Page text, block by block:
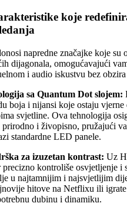
koje
napredne značajke koje su
dijagonala, omogućavajući
i audio iskustvu bez
sa Quantum Dot slojem:
boja i nijansi koje ostaju
svjetline. Ova tehnologija
prirodno i živopisno, pružajući
standardne LED panele.
za izuzetan kontrast: Uz
kontroliše osvjetljenje i
u najtamnijim i najsvjetlijim
hitove na Netflixu ili
dubinu i dinamiku.